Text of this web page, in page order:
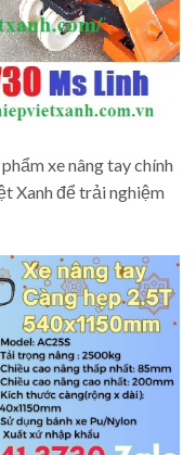
xe nâng tay chính
Xanh để trải nghiệm